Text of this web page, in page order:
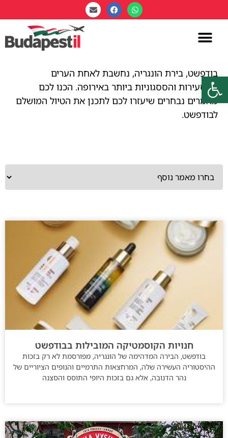
פתח סרגל נגישות
בודפשט, בירת הונגריה, נחשבת לאחת הערים
המסעירות והססגוניות ביותר באירופה. הכנו לכם
מאמרים נבחרים שיעזרו לכם לתכנן את הטיול המושלם
לבודפשט.
חנויות הקוסמטיקה המובילות בבודפשט
בודפשט, הבירה המדהימה של הונגריה, מפורסמת לא רק בזכות
ההיסטוריה העשירה שלה, המרחצאות התרמיים והנופים הציוריים של
נהר הדנובה, אלא גם בזכות היופי התוסס והסצנה